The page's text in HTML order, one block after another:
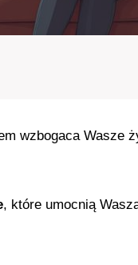
wzbogaca Wasze
, które umocnią